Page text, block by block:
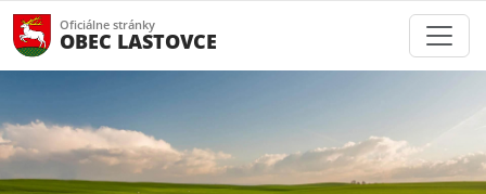
Oficiálne stránky
OBEC LASTOVCE